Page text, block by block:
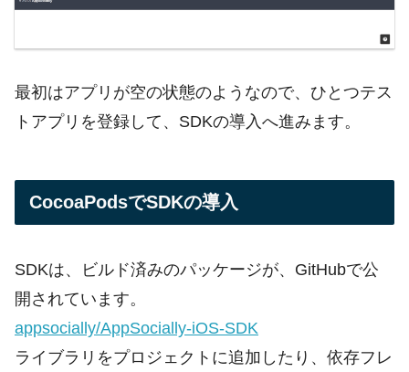
最初はアプリが空の状態のようなので、ひとつテス
トアプリを登録して、SDKの導入へ進みます。
CocoaPodsでSDKの導入
SDKは、ビルド済みのパッケージが、GitHubで公
開されています。
appsocially/AppSocially-iOS-SDK
ライブラリをプロジェクトに追加したり、依存フレ